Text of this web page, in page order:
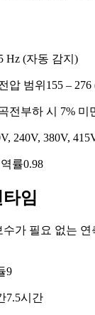
Hz (자동 감지)
압 범위 155 –
전부하 시 7% 미
240V, 380V,
률0.98
임
수가 필요 없는
9
7.5시간